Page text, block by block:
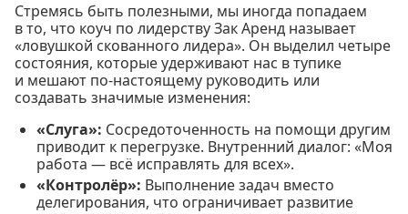
Стремясь быть полезными, мы иногда попадаем
в то, что коуч по лидерству Зак Аренд называет
«ловушкой скованного лидера». Он выделил четыре
состояния, которые удерживают нас в тупике
и мешают по-настоящему руководить или
создавать значимые изменения:
«Слуга»: Сосредоточенность на помощи другим
приводит к перегрузке. Внутренний диалог: «Моя
работа — всё исправлять для всех».
«Контролёр»: Выполнение задач вместо
делегирования, что ограничивает развитие